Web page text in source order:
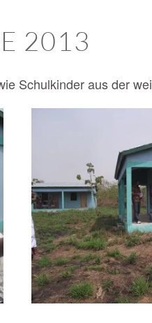
2013
Schulkinder aus der
BILD